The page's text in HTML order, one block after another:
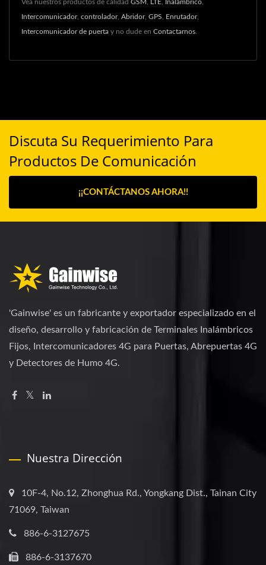
Vea nuestros productos de calidad GSM LTE Inalámbrico
Intercomunicador, controlador, Abridor, GPS Enrutador,
Intercomunicador de puerta y no dude en Contactarnos
Discuta Su Requerimiento Para
Productos De Comunicación
¡¡CONTÁCTANOS AHORA!!
'Gainwise' es un fabricante y exportador especializado en el
diseño, desarrollo y fabricación de Terminales Inalámbricos
Fijos, Intercomunicadores 4G para Puertas, Abrepuertas 4G
y Detectores de Humo 4G.
Nuestra Dirección
10F-4, No.12, Zhonghua Rd., Yongkang Dist., Tainan City
71069, Taiwan
886-6-3127675
886-6-3137670